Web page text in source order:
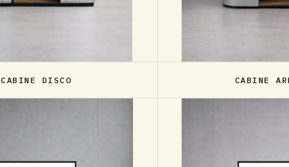
CABINE DISCO CABINE